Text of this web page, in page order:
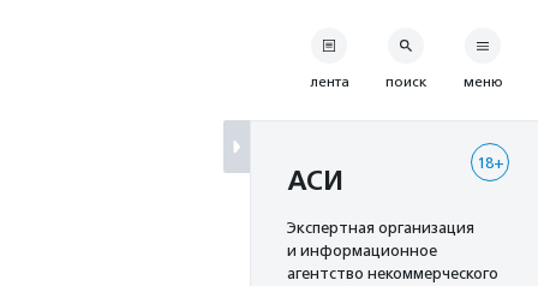
лента поиск меню
18+
АСИ
Экспертная организация
и информационное
агентство некоммерческого